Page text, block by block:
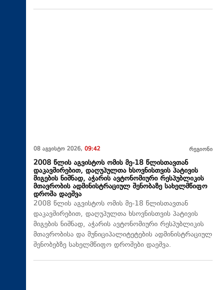
08 აგვისტო 2026, 09:42 რეგიონი
2008 წლის აგვისტოს ომის მე-18 წლისთავთან
დაკავშირებით, დაღუპულთა ხსოვნისთვის პატივის
მიგების ნიშნად, აჭარის ავტონომიური რესპუბლიკის
მთავრობის ადმინისტრაციულ შენობაზე სახელმწიფო
დროშა დაეშვა
2008 წლის აგვისტოს ომის მე-18 წლისთავთან
დაკავშირებით, დაღუპულთა ხსოვნისთვის პატივის
მიგების ნიშნად, აჭარის ავტონომიური რესპუბლიკის
მთავრობისა და მუნიციპალიტეტების ადმინისტრაციულ
შენობებზე სახელმწიფო დროშები დაეშვა.